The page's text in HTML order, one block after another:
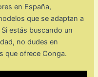
en España,
que se adaptan a
estás buscando un
no dudes en
que ofrece Conga.